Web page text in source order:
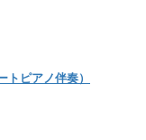
トピアノ伴奏）